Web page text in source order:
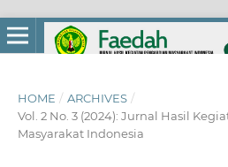
HOME / ARCHIVES /
Vol. 2 No. 3 (2024): Jurnal Hasil
Masyarakat Indonesia